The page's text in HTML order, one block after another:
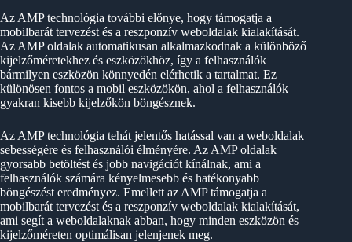
Az AMP technológia további előnye, hogy támogatja a
mobilbarát tervezést és a reszponzív weboldalak kialakítását.
Az AMP oldalak automatikusan alkalmazkodnak a különböző
kijelzőméretekhez és eszközökhöz, így a felhasználók
bármilyen eszközön könnyedén elérhetik a tartalmat. Ez
különösen fontos a mobil eszközökön, ahol a felhasználók
gyakran kisebb kijelzőkön böngésznek.
Az AMP technológia tehát jelentős hatással van a weboldalak
sebességére és felhasználói élményére. Az AMP oldalak
gyorsabb betöltést és jobb navigációt kínálnak, ami a
felhasználók számára kényelmesebb és hatékonyabb
böngészést eredményez. Emellett az AMP támogatja a
mobilbarát tervezést és a reszponzív weboldalak kialakítását,
ami segít a weboldalaknak abban, hogy minden eszközön és
kijelzőméreten optimálisan jelenjenek meg.